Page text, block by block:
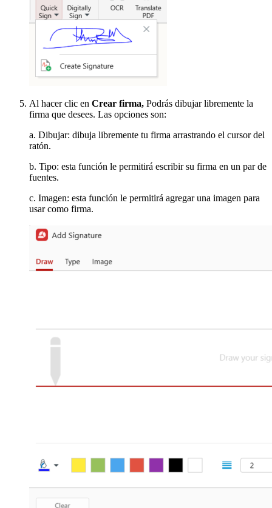
Al hacer clic en Crear firma, Podrás dibujar libremente la
firma que desees. Las opciones son:
a. Dibujar: dibuja libremente tu firma arrastrando el cursor del
ratón.
b. Tipo: esta función le permitirá escribir su firma en un par de
fuentes.
c. Imagen: esta función le permitirá agregar una imagen para
usar como firma.